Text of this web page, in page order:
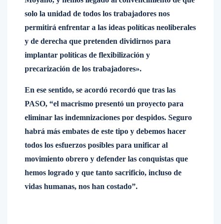
solo la unidad de todos los trabajadores nos
permitirá enfrentar a las ideas políticas neoliberales
y de derecha que pretenden dividirnos para
implantar políticas de flexibilización y
precarización de los trabajadores».
En ese sentido, se acordó recordó que tras las
PASO, “el macrismo presentó un proyecto para
eliminar las indemnizaciones por despidos. Seguro
habrá más embates de este tipo y debemos hacer
todos los esfuerzos posibles para unificar al
movimiento obrero y defender las conquistas que
hemos logrado y que tanto sacrificio, incluso de
vidas humanas, nos han costado”.